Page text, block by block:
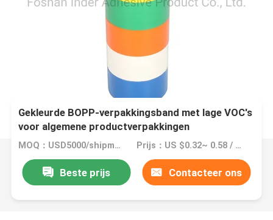
Gekleurde BOPP-verpakkingsband met lage VOC's
voor algemene productverpakkingen
MOQ：USD5000/shipment Prijs：US $0.32~ 0.58 / Roll
Beste prijs Contacteer ons